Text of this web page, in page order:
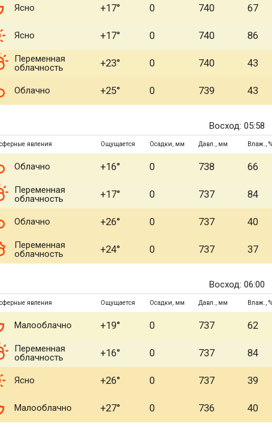
Ясно +17° 0 740 67
Ясно +17° 0 740 86
Переменная
облачность
+23° 0 740 43
Облачно +25° 0 739 43
Восход: 05:58
явления Ощущается Осадки, мм Давл., мм Влаж., %
Облачно +16° 0 738 66
Переменная
облачность
+17° 0 737 84
Облачно +26° 0 737 40
Переменная
облачность
+24° 0 737 37
Восход: 06:00
явления Ощущается Осадки, мм Давл., мм Влаж., %
Малооблачно +19° 0 737 62
Переменная
облачность
+16° 0 737 84
Ясно +26° 0 737 39
Малооблачно +27° 0 736 40